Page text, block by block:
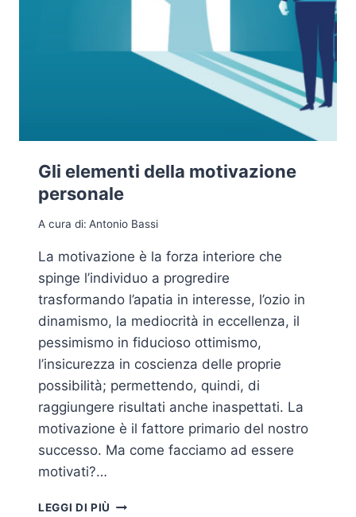
Gli elementi della motivazione
personale
A cura di: Antonio Bassi
La motivazione è la forza interiore che
spinge l’individuo a progredire
trasformando l’apatia in interesse, l’ozio in
dinamismo, la mediocrità in eccellenza, il
pessimismo in fiducioso ottimismo,
l’insicurezza in coscienza delle proprie
possibilità; permettendo, quindi, di
raggiungere risultati anche inaspettati. La
motivazione è il fattore primario del nostro
successo. Ma come facciamo ad essere
motivati?…
LEGGI DI PIÙ GLI